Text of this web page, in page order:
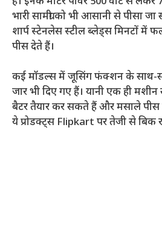
भारी सामग्री को भी आसानी से पीसा
शार्प स्टेनलेस स्टील ब्लेड्स मिनटों में
पीस देते हैं।
कई मॉडल्स में जूसिंग फंक्शन के साथ-साथ
जार भी दिए गए हैं। यानी एक ही
बैटर तैयार कर सकते हैं और मसाले
ये प्रोडक्ट्स Flipkart पर तेजी से बिक